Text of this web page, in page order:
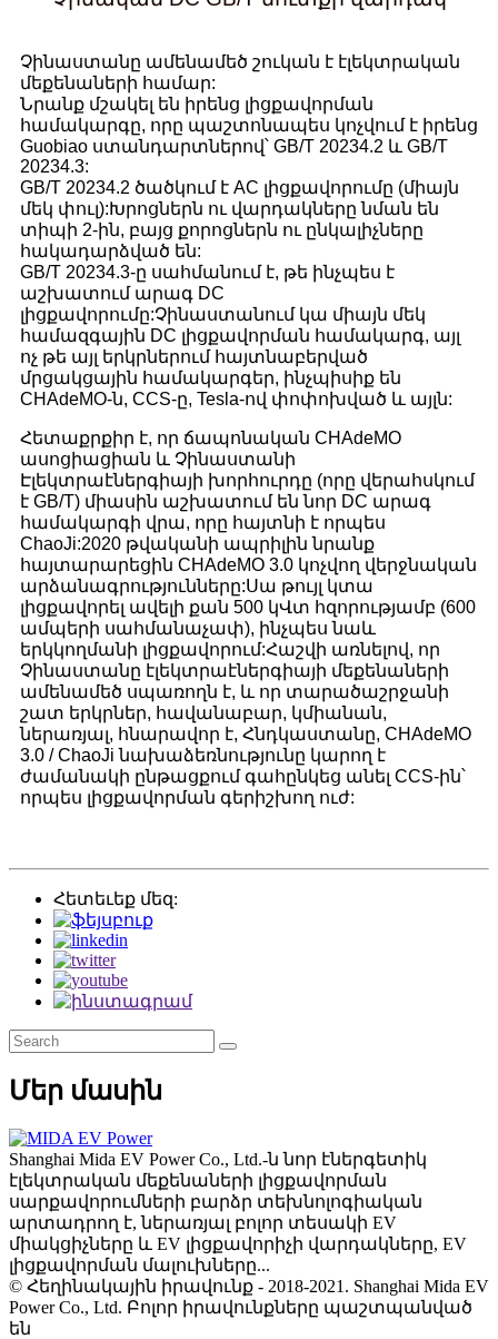
Չինաստանը ամենամեծ շուկան է էլեկտրական
մեքենաների համար:
Նրանք մշակել են իրենց լիցքավորման
համակարգը, որը պաշտոնապես կոչվում է իրենց
Guobiao ստանդարտներով՝ GB/T 20234.2 և GB/T
20234.3:
GB/T 20234.2 ծածկում է AC լիցքավորումը (միայն
մեկ փուլ):Խրոցներն ու վարդակները նման են
տիպի 2-ին, բայց քորոցներն ու ընկալիչները
հակադարձված են:
GB/T 20234.3-ը սահմանում է, թե ինչպես է
աշխատում արագ DC
լիցքավորումը:Չինաստանում կա միայն մեկ
համազգային DC լիցքավորման համակարգ, այլ
ոչ թե այլ երկրներում հայտնաբերված
մրցակցային համակարգեր, ինչպիսիք են
CHAdeMO-ն, CCS-ը, Tesla-ով փոփոխված և այլն:
Հետաքրքիր է, որ ճապոնական CHAdeMO
ասոցիացիան և Չինաստանի
Էլեկտրաէներգիայի խորհուրդը (որը վերահսկում
է GB/T) միասին աշխատում են նոր DC արագ
համակարգի վրա, որը հայտնի է որպես
ChaoJi:2020 թվականի ապրիլին նրանք
հայտարարեցին CHAdeMO 3.0 կոչվող վերջնական
արձանագրությունները:Սա թույլ կտա
լիցքավորել ավելի քան 500 կՎտ հզորությամբ (600
ամպերի սահմանաչափ), ինչպես նաև
երկկողմանի լիցքավորում:Հաշվի առնելով, որ
Չինաստանը էլեկտրաէներգիայի մեքենաների
ամենամեծ սպառողն է, և որ տարածաշրջանի
շատ երկրներ, հավանաբար, կմիանան,
ներառյալ, հնարավոր է, Հնդկաստանը, CHAdeMO
3.0 / ChaoJi նախաձեռնությունը կարող է
ժամանակի ընթացքում գահընկեց անել CCS-ին՝
որպես լիցքավորման գերիշխող ուժ:
Հետեւեք մեզ:
Մեր մասին
Shanghai Mida EV Power Co., Ltd.-ն նոր էներգետիկ
էլեկտրական մեքենաների լիցքավորման
սարքավորումների բարձր տեխնոլոգիական
արտադրող է, ներառյալ բոլոր տեսակի EV
միակցիչները և EV լիցքավորիչի վարդակները, EV
լիցքավորման մալուխները...
© Հեղինակային իրավունք - 2018-2021. Shanghai Mida EV
Power Co., Ltd. Բոլոր իրավունքները պաշտպանված
են